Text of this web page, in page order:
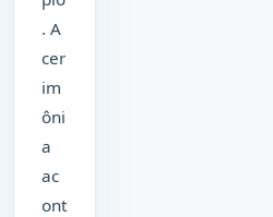
. A
cer
im
ôni
a
ac
ont